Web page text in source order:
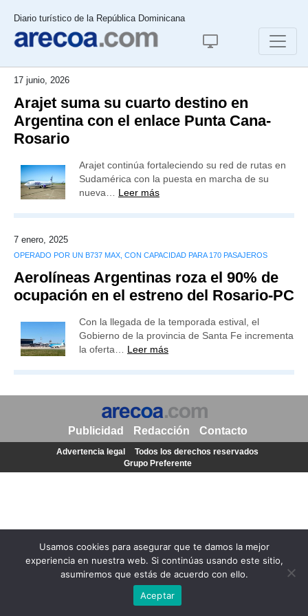
Diario turístico de la República Dominicana
17 junio, 2026
Arajet suma su cuarto destino en
Argentina con el enlace Punta Cana-
Rosario
Arajet continúa fortaleciendo su red de rutas en
Sudamérica con la puesta en marcha de su
nueva… Leer más
7 enero, 2025
OPERADO POR UN B737 MAX, CON CAPACIDAD PARA 170 PASAJEROS
Aerolíneas Argentinas roza el 90% de
ocupación en el estreno del Rosario-PC
Con la llegada de la temporada estival, el
Gobierno de la provincia de Santa Fe incrementa
la oferta… Leer más
Usamos cookies para asegurar que te damos la mejor
experiencia en nuestra web. Si continúas usando este sitio,
asumiremos que estás de acuerdo con ello.
Aceptar
Publicidad Redacción Contacto
Advertencia legal
Todos los derechos reservados
Grupo Preferente